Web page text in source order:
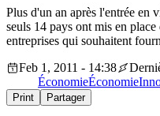
Plus d'un an après l'entrée en
seuls 14 pays ont mis en
entreprises qui souhaitent
Feb 1, 2011 - 14:38
ÉconomieÉconomie
Print Partager